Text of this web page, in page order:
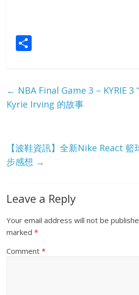
e
← NBA Final Game 3 – KYRIE 3
Kyrie Irving 的故事
【波鞋資訊】全新Nike React
步感想 →
Leave a Reply
Your email address will not be
marked*
Comment*